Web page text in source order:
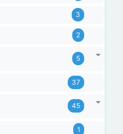
3
2
5
37
45
1